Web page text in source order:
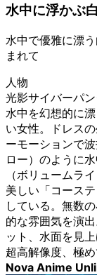
水中に浮かぶ
水中で優雅に漂
まれて
人物
光影サイバーパン
水中を幻想的に
い女性。ドレス
ーモーションで
ロー）のように
（ボリュームラ
美しい「コース
している。無数
的な雰囲気を演
ット、水面を見
超高解像度、極
Nova Anime